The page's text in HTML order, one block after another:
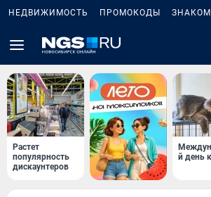
НЕДВИЖИМОСТЬ ПРОМОКОДЫ
Растет
популярность
дискаунтеров
й день